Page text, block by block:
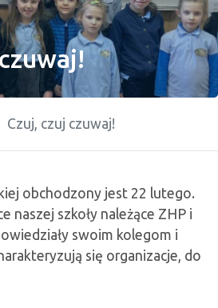
Czuj, czuj czuwaj!
obchodzony jest 22 lutego.
naszej szkoły należące ZHP i
swoim kolegom i
się organizacje, do